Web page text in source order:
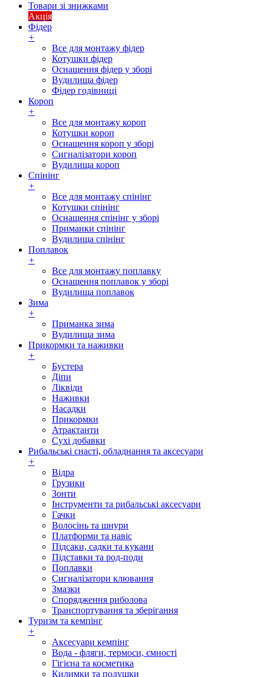
Товари зі знижками
Акція
Фідер
+
Все для монтажу фідер
Котушки фідер
Оснащення фідер у зборі
Вудилища фідер
Фідер годівниці
Короп
+
Все для монтажу короп
Котушки короп
Оснащення короп у зборі
Сигналізатори короп
Вудилища короп
Спінінг
+
Все для монтажу спінінг
Котушки спінінг
Оснащення спінінг у зборі
Приманки спінінг
Вудилища спінінг
Поплавок
+
Все для монтажу поплавку
Оснащення поплавок у зборі
Вудилища поплавок
Зима
+
Приманка зима
Вудилища зима
Прикормки та наживки
+
Бустера
Діпи
Ліквіди
Наживки
Насадки
Прикормки
Атрактанти
Сухі добавки
Рибальські снасті, обладнання та аксесуари
+
Відра
Грузики
Зонти
Інструменти та рибальські аксесуари
Гачки
Волосінь та шнури
Платформи та навіс
Підсаки, садки та кукани
Підставки та род-поди
Поплавки
Сигналізатори клювання
Змазки
Спорядження риболова
Транспортування та зберігання
Туризм та кемпінг
+
Аксесуари кемпінг
Вода - фляги, термоси, ємності
Гігієна та косметика
Килимки та подушки